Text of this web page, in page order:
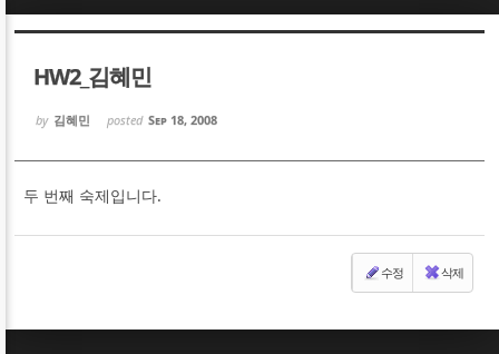
HW2_김혜민
by 김혜민 posted Sep 18, 2008
두 번째 숙제입니다.
수정 삭제
Sketchbook5, 스케치북5
Sketchbook5, 스케치북5
Sketchbook5, 스케치북5
Sketchbook5, 스케치북5